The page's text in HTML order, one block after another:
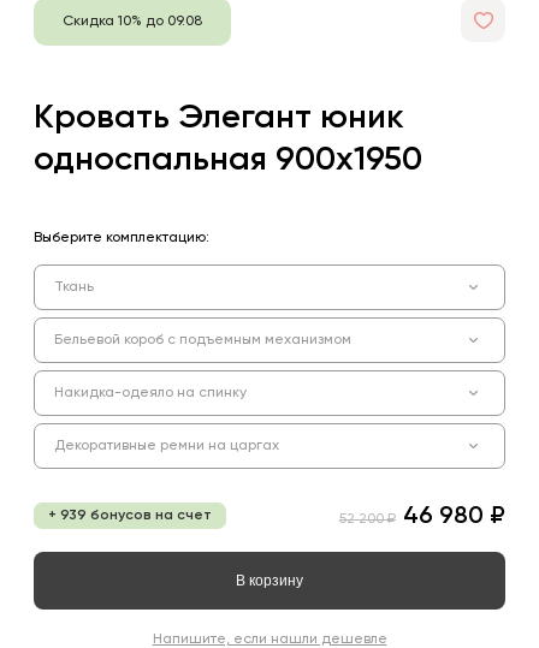
Скидка 10% до 09.08
Кровать Элегант юник
односпальная 900х1950
Выберите комплектацию:
Ткань
Бельевой короб с подъемным механизмом
Накидка-одеяло на спинку
Декоративные ремни на царгах
+ 939 бонусов на счет 52 200 ₽ 46 980 ₽
В корзину
Напишите, если нашли дешевле